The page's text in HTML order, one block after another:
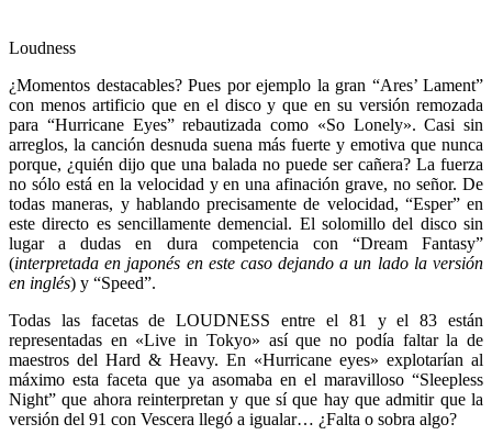
Loudness
¿Momentos destacables? Pues por ejemplo la gran “Ares’ Lament”
con menos artificio que en el disco y que en su versión remozada
para “Hurricane Eyes” rebautizada como «So Lonely». Casi sin
arreglos, la canción desnuda suena más fuerte y emotiva que nunca
porque, ¿quién dijo que una balada no puede ser cañera? La fuerza
no sólo está en la velocidad y en una afinación grave, no señor. De
todas maneras, y hablando precisamente de velocidad, “Esper” en
este directo es sencillamente demencial. El solomillo del disco sin
lugar a dudas en dura competencia con “Dream Fantasy”
(interpretada en japonés en este caso dejando a un lado la versión
en inglés) y “Speed”.
Todas las facetas de LOUDNESS entre el 81 y el 83 están
representadas en «Live in Tokyo» así que no podía faltar la de
maestros del Hard & Heavy. En «Hurricane eyes» explotarían al
máximo esta faceta que ya asomaba en el maravilloso “Sleepless
Night” que ahora reinterpretan y que sí que hay que admitir que la
versión del 91 con Vescera llegó a igualar… ¿Falta o sobra algo?